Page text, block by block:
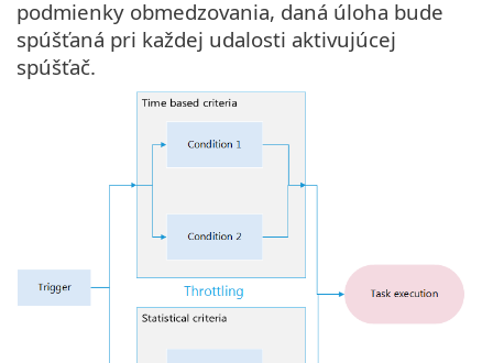
podmienky obmedzovania, daná úloha bude
spúšťaná pri každej udalosti aktivujúcej
spúšťač.